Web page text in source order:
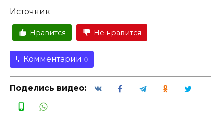
Источник
Нравится Не нравится
Комментарии 0
Поделись видео: